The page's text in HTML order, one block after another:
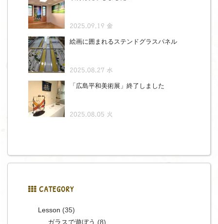
2025.09.19 金
絵画に囲まれるステンドグラスパネル
2025.08.27 水
「広島平和美術展」終了しました
2025.08.05 火
CATEGORY
Lesson (35)
ガラスで遊ぼう (8)